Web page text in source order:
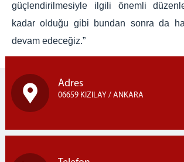
güçlendirilmesiyle ilgili önemli
kadar olduğu gibi bundan sonra da
devam edeceğiz.”
Adres
06659 KIZILAY / ANKARA